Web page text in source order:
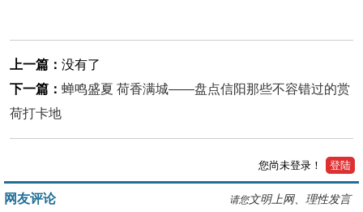
上一篇： 没有了
下一篇： 蝉鸣盛夏 荷香满城——盘点信阳那些不容错过的赏
荷打卡地
您尚未登录！ 登陆
请您文明上网、理性发言
网友评论